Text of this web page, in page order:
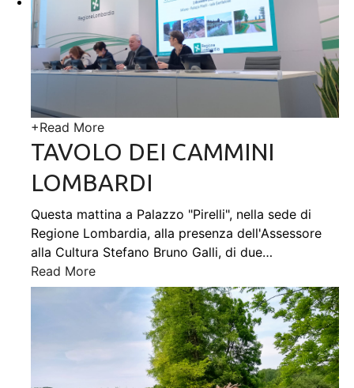
+Read More
TAVOLO DEI CAMMINI
LOMBARDI
Questa mattina a Palazzo "Pirelli", nella sede di
Regione Lombardia, alla presenza dell'Assessore
alla Cultura Stefano Bruno Galli, di due…
Read More